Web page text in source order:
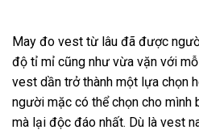
May đo vest từ lâu đã được
độ tỉ mỉ cũng như vừa vặn với
vest dần trở thành một lựa chọn
người mặc có thể chọn cho mình
mà lại độc đáo nhất. Dù là vest